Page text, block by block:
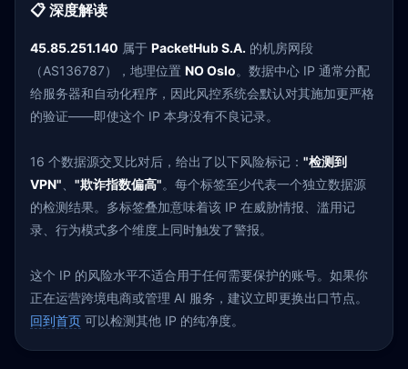
📋 深度解读
45.85.251.140 属于 PacketHub S.A. 的机房网段
（AS136787），地理位置 NO Oslo。数据中心 IP 通常分配
给服务器和自动化程序，因此风控系统会默认对其施加更严格
的验证——即使这个 IP 本身没有不良记录。
16 个数据源交叉比对后，给出了以下风险标记： "检测到
VPN"
"欺诈指数偏高"。每个标签至少代表一个独立数据源
的检测结果。多标签叠加意味着该 IP 在威胁情报、滥用记
录、行为模式多个维度上同时触发了警报。
这个 IP 的风险水平不适合用于任何需要保护的账号。如果你
正在运营跨境电商或管理 AI 服务，建议立即更换出口节点。
回到首页 可以检测其他 IP 的纯净度。